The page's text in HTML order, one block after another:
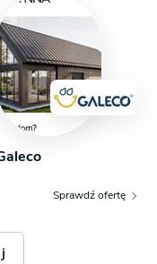
Sprawdź ofertę